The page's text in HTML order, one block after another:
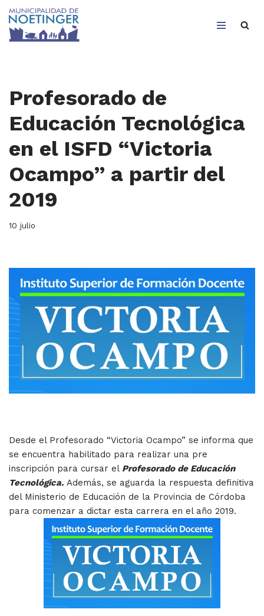
Saltar
Profesorado de
Educación Tecnológica
en el ISFD “Victoria
Ocampo” a partir del
2019
10 julio
Desde el Profesorado “Victoria Ocampo” se informa que
se encuentra habilitado para realizar una pre
inscripción para cursar el Profesorado de Educación
Tecnológica. Además, se aguarda la respuesta definitiva
del Ministerio de Educación de la Provincia de Córdoba
para comenzar a dictar esta carrera en el año 2019.